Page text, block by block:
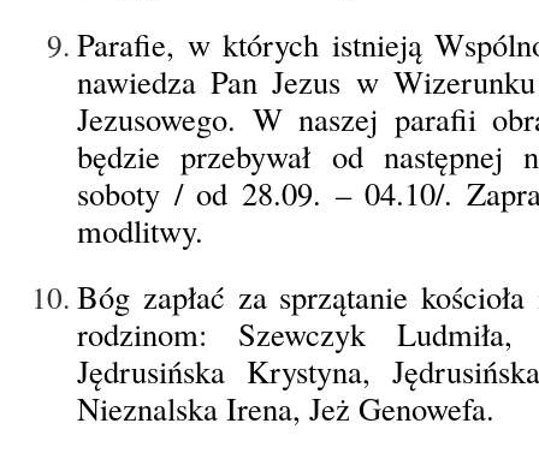
Parafie, w których istnieją
nawiedza Pan Jezus w
Jezusowego. W naszej parafii
będzie przebywał od następnej
soboty / od 28.09. – 04.10/.
modlitwy.
Bóg zapłać za sprzątanie
rodzinom: Szewczyk Ludmiła,
Jędrusińska Krystyna,
Nieznalska Irena, Jeż Genowefa.